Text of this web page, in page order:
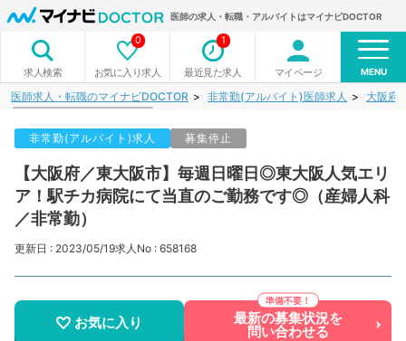
医師の求人・転職・アルバイトはマイナビDOCTOR
求人検索 お気に入り求人
0
最近見た求人
1
マイページ MENU
医師求人・転職のマイナビDOCTOR 非常勤(アルバイト)医師求人 大阪府
非常勤(アルバイト)求人 募集停止
【大阪府／東大阪市】毎週日曜日◎東大阪人気エリ
ア！駅チカ病院にて当直のご勤務です◎（産婦人科
／非常勤）
更新日 : 2023/05/19求人No : 658168
お気に入り 最新の募集状況を
問い合わせる